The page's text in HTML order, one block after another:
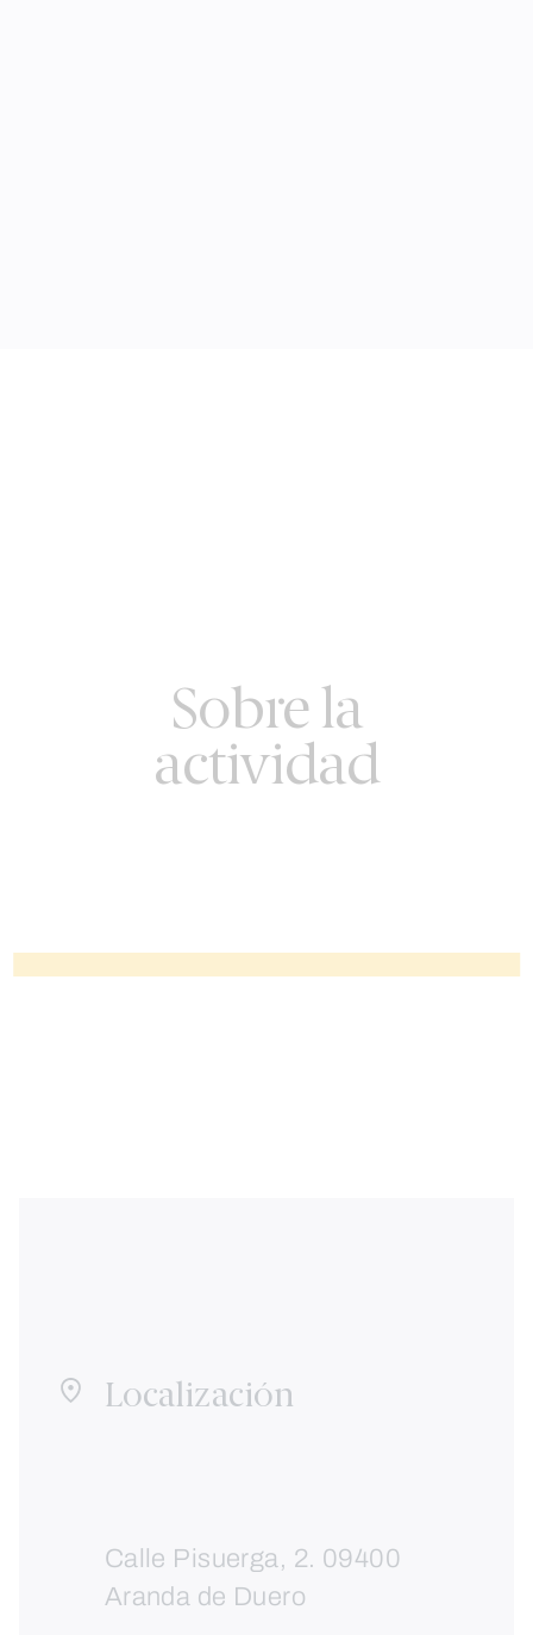
Sobre la
actividad
Localización
Calle Pisuerga, 2. 09400
Aranda de Duero